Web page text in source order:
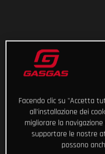
Facendo clic su "Accetta
all'installazione dei
migliorare la
supportare le nostre
possono